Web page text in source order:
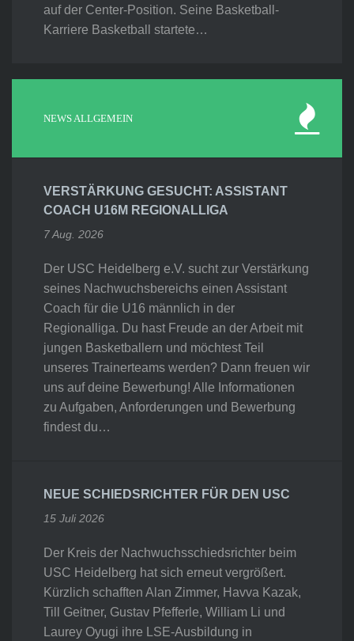
auf der Center-Position. Seine Basketball-
Karriere Basketball startete…
NEWS ALLGEMEIN
VERSTÄRKUNG GESUCHT: ASSISTANT
COACH U16M REGIONALLIGA
7 Aug. 2026
Der USC Heidelberg e.V. sucht zur Verstärkung
seines Nachwuchsbereichs einen Assistant
Coach für die U16 männlich in der
Regionalliga. Du hast Freude an der Arbeit mit
jungen Basketballern und möchtest Teil
unseres Trainerteams werden? Dann freuen wir
uns auf deine Bewerbung! Alle Informationen
zu Aufgaben, Anforderungen und Bewerbung
findest du…
NEUE SCHIEDSRICHTER FÜR DEN USC
15 Juli 2026
Der Kreis der Nachwuchsschiedsrichter beim
USC Heidelberg hat sich erneut vergrößert.
Kürzlich schafften Alan Zimmer, Havva Kazak,
Till Geitner, Gustav Pfefferle, William Li und
Laurey Oyugi ihre LSE-Ausbildung in